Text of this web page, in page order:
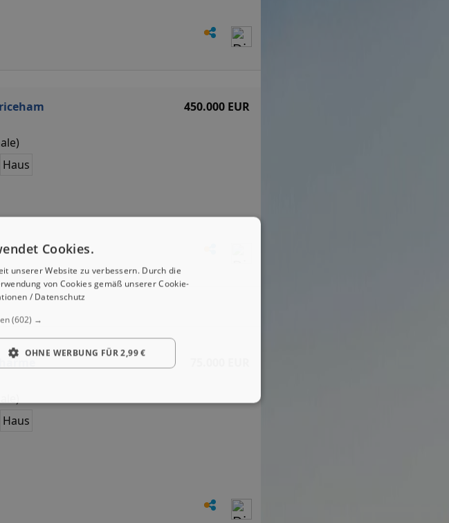
450.000 EUR
Haus
Haus
Cookies.
unserer Website zu verbessern. Durch die
von Cookies gemäß unserer Cookie-
/ Datenschutz
(602) →
OHNE WERBUNG FÜR 2,99 €